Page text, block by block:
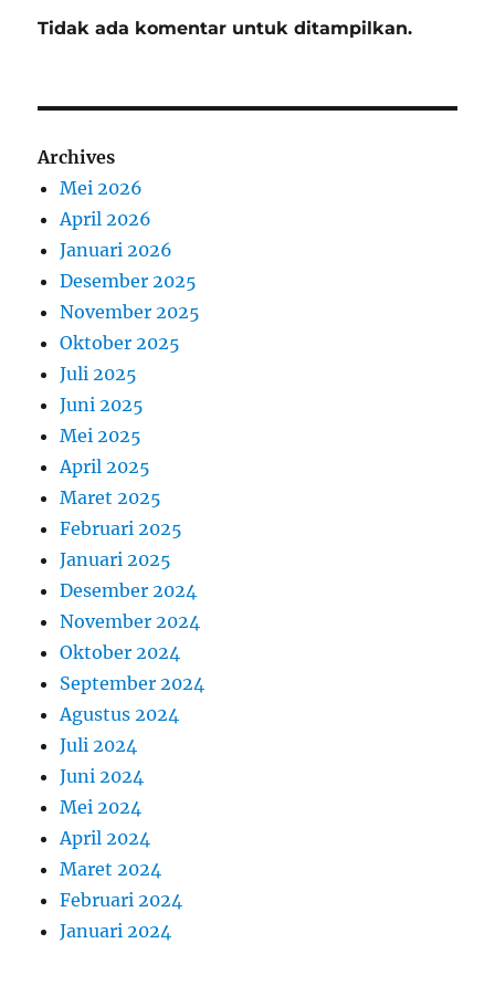
Tidak ada komentar untuk ditampilkan.
Archives
Mei 2026
April 2026
Januari 2026
Desember 2025
November 2025
Oktober 2025
Juli 2025
Juni 2025
Mei 2025
April 2025
Maret 2025
Februari 2025
Januari 2025
Desember 2024
November 2024
Oktober 2024
September 2024
Agustus 2024
Juli 2024
Juni 2024
Mei 2024
April 2024
Maret 2024
Februari 2024
Januari 2024